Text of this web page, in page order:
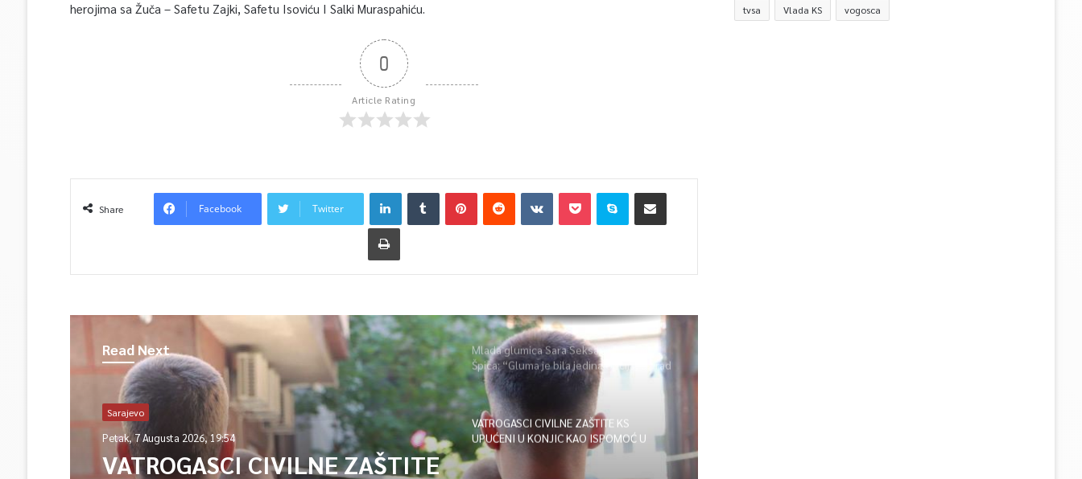
herojima sa Žuča – Safetu Zajki, Safetu Isoviću I Salki Muraspahiću.
0
Article Rating
Share Facebook Twitter
Read Next
Sarajevo
Petak, 7 Augusta 2026, 19:54
VATROGASCI CIVILNE ZAŠTITE
Mlada glumica Sara Seksan u emisiji
Špica: “Gluma je bila jedina opcija, uz rad
i disciplinu sve je moguće”
VATROGASCI CIVILNE ZAŠTITE KS
UPUĆENI U KONJIC KAO ISPOMOĆ U
GAŠENJU POŽARA
tvsa Vlada KS vogosca